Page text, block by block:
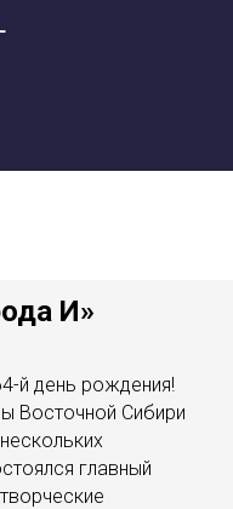
И»
й день рождения!
Восточной Сибири
главный